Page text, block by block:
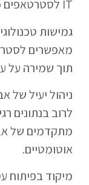
IT לסטרטאפים כוללים:
מאפשרים
תוך שמירה על
ניהול יעיל
מתקדמים של
אוטומטיים.
מיקוד בפיתוח